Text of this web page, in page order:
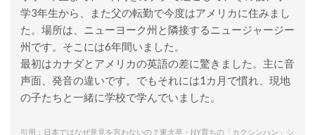
学3年生から、また父の転勤で今度はアメリカに住みまし
た。場所は、ニューヨーク州と隣接するニュージャージー
州です。そこには6年間いました。
最初はカナダとアメリカの英語の差に驚きました。主に音
声面、発音の違いです。でもそれには1カ月で慣れ、現地
の子たちと一緒に学校で学んでいました。
引用：日本ではなぜ意見を言わないの？東大卒・NY育ちの「カクシンハン」シ